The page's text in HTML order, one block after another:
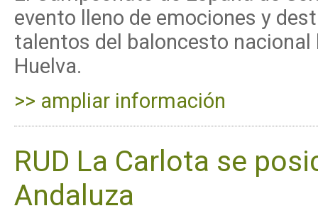
evento lleno de emociones y
talentos del baloncesto nacional
Huelva.
>> ampliar información
RUD La Carlota se
Andaluza